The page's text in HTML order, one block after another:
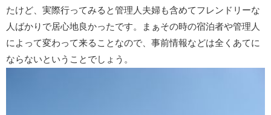
たけど、実際行ってみると管理人夫婦も含めてフレンドリーな
人ばかりで居心地良かったです。まぁその時の宿泊者や管理人
によって変わって来ることなので、事前情報などは全くあてに
ならないということでしょう。